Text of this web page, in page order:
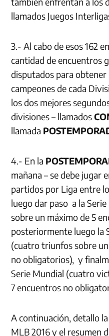
llamados Juegos
3.- Al cabo de esos 162
cantidad de encuentros
disputados para
campeones de cada
los dos mejores
divisiones – llamados
llamada
4.- En la
mañana – se debe jugar
partidos por Liga entre
luego dar paso a la
sobre un máximo de 5
posteriormente luego la
(cuatro triunfos sobre
no obligatorios), y
Serie Mundial (cuatro
7 encuentros no
A continuación, detallo
MLB 2016 y el resumen